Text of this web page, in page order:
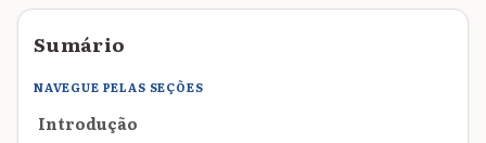
Sumário
NAVEGUE PELAS SEÇÕES
Introdução